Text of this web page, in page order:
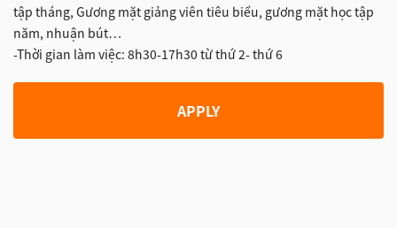
tập tháng, Gương mặt giảng viên tiêu biểu, gương mặt học tập
năm, nhuận bút…
-Thời gian làm việc: 8h30-17h30 từ thứ 2- thứ 6
APPLY